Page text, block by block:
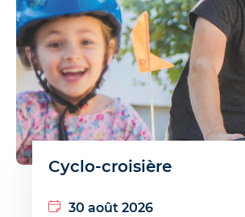
Cyclo-croisière
30 août 2026